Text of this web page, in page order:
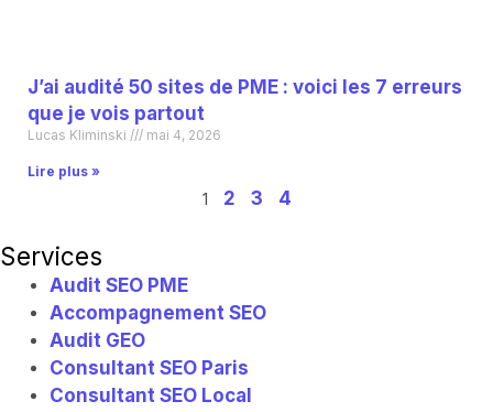
J’ai audité 50 sites de PME : voici les 7 erreurs
que je vois partout
Lucas Kliminski mai 4, 2026
Lire plus »
1 2 3 4
Services
Audit SEO PME
Accompagnement SEO
Audit GEO
Consultant SEO Paris
Consultant SEO Local